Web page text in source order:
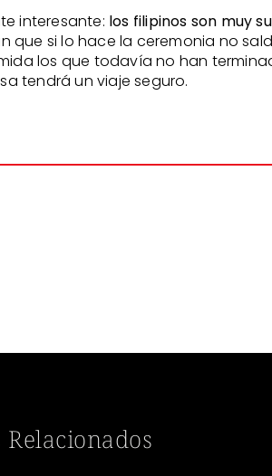
interesante: los filipinos son muy
si lo hace la ceremonia no
los que todavía no han
tendrá un viaje seguro.